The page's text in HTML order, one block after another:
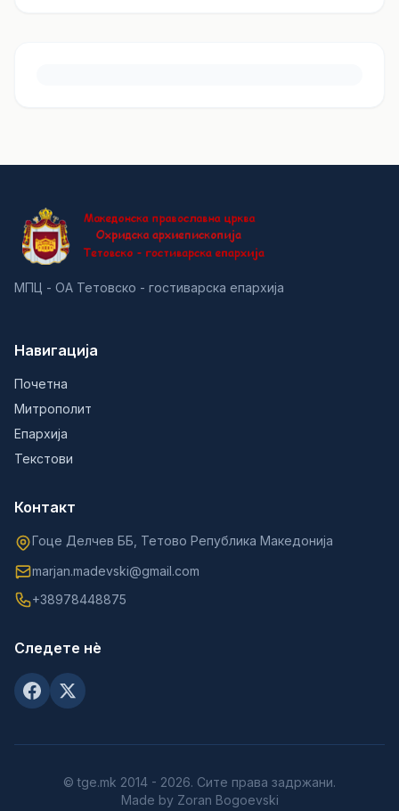
МПЦ - ОА Тетовско - гостиварска епархија
Навигација
Почетна
Митрополит
Епархија
Текстови
Контакт
Гоце Делчев ББ, Тетово Република Македонија
marjan.madevski@gmail.com
+38978448875
Следете нè
© tge.mk 2014 - 2026. Сите права задржани.
Made by Zoran Bogoevski